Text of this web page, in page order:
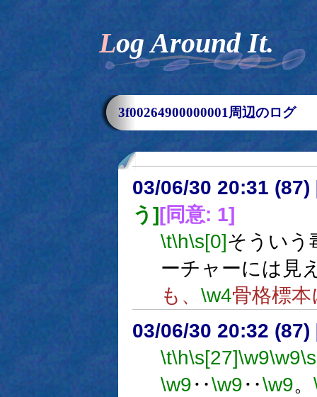
Log Around It.
3f00264900000001周辺のログ
03/06/30 20:31 (87)
う][同意: 1]
\t\h\s[0]そういう
ーチャーには見
も、 \w4骨格標
03/06/30 20:32 (87)
\t\h\s[27]\w9\w9
\w9‥\w9‥\w9。